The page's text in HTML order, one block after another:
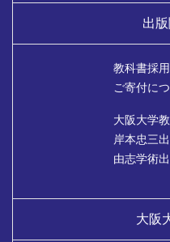
出
教科書採
ご寄付に
大阪大学
岸本忠三
由志学術
大阪